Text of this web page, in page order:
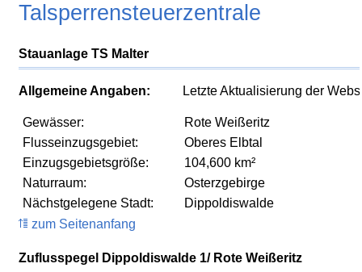
Talsperrensteuerzentrale
Stauanlage TS Malter
Letzte Aktualisierung der
Allgemeine Angaben:
Gewässer:
Rote Weißeritz
Flusseinzugsgebiet:
Oberes Elbtal
Einzugsgebietsgröße:
104,600 km²
Naturraum:
Osterzgebirge
Nächstgelegene Stadt:
Dippoldiswalde
zum Seitenanfang
Zuflusspegel Dippoldiswalde 1/ Rote Weißeritz